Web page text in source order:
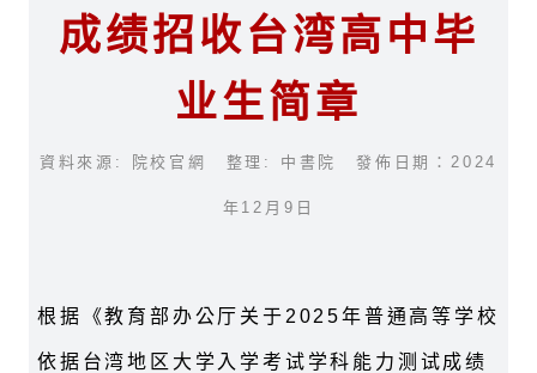
成绩招收台湾高中毕
业生简章
資料來源: 院校官網 整理: 中書院 發佈日期：2024
年12月9日
根据《教育部办公厅关于2025年普通高等学校
依据台湾地区大学入学考试学科能力测试成绩